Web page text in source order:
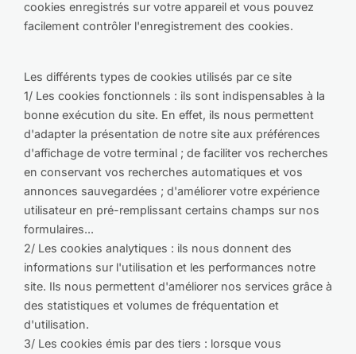
cookies enregistrés sur votre appareil et vous pouvez
facilement contrôler l'enregistrement des cookies.
Les différents types de cookies utilisés par ce site
1/ Les cookies fonctionnels : ils sont indispensables à la
bonne exécution du site. En effet, ils nous permettent
d'adapter la présentation de notre site aux préférences
d'affichage de votre terminal ; de faciliter vos recherches
en conservant vos recherches automatiques et vos
annonces sauvegardées ; d'améliorer votre expérience
utilisateur en pré-remplissant certains champs sur nos
formulaires...
2/ Les cookies analytiques : ils nous donnent des
informations sur l'utilisation et les performances notre
site. Ils nous permettent d'améliorer nos services grâce à
des statistiques et volumes de fréquentation et
d'utilisation.
3/ Les cookies émis par des tiers : lorsque vous